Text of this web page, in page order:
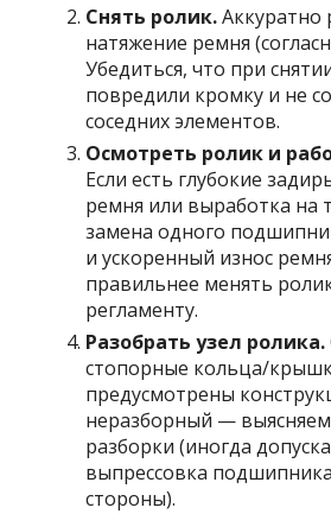
Снять ролик.Аккуратно
натяжение ремня
Убедиться, что при
повредили кромку и не
соседних элементов.
Осмотреть ролик и
Если есть глубокие
ремня или выработка на
замена одного
и ускоренный износ
правильнее менять
регламенту.
Разобрать узел ролика.
стопорные кольца/
предусмотрены
неразборный —
разборки (иногда
выпрессовка
стороны).